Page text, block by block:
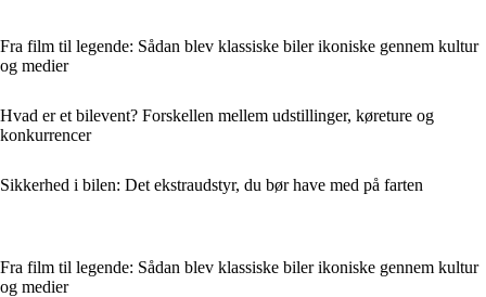
Fra film til legende: Sådan blev klassiske biler ikoniske gennem kultur
og medier
Hvad er et bilevent? Forskellen mellem udstillinger, køreture og
konkurrencer
Sikkerhed i bilen: Det ekstraudstyr, du bør have med på farten
Fra film til legende: Sådan blev klassiske biler ikoniske gennem kultur
og medier